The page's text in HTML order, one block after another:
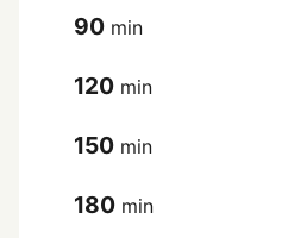
90 min
120 min
150 min
180 min